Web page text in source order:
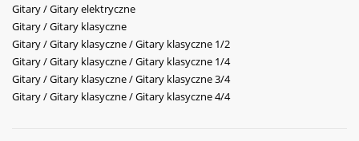
Gitary / Gitary elektryczne
Gitary / Gitary klasyczne
Gitary / Gitary klasyczne / Gitary klasyczne 1/2
Gitary / Gitary klasyczne / Gitary klasyczne 1/4
Gitary / Gitary klasyczne / Gitary klasyczne 3/4
Gitary / Gitary klasyczne / Gitary klasyczne 4/4